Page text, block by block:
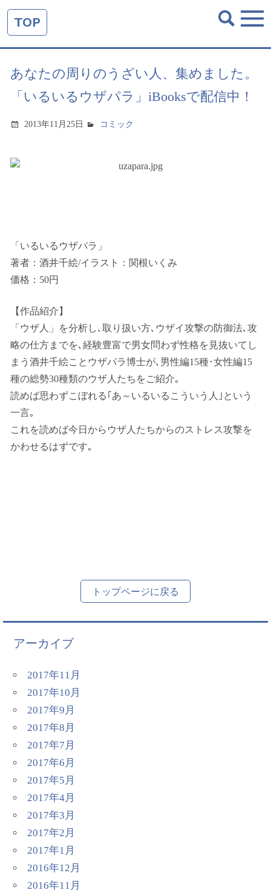
TOP
あなたの周りのうざい人、集めました。
「いるいるウザパラ」iBooksで配信中！
2013年11月25日 コミック
「いるいるウザパラ」
著者：酒井千絵/イラスト：関根いくみ
価格：50円
【作品紹介】
「ウザ人」を分析し､取り扱い方､ウザイ攻撃の防御法､攻
略の仕方までを､経験豊富で男女問わず性格を見抜いてし
まう酒井千絵ことウザパラ博士が､男性編15種･女性編15
種の総勢30種類のウザ人たちをご紹介｡
読めば思わずこぼれる｢あ～いるいるこういう人｣という
一言｡
これを読めば今日からウザ人たちからのストレス攻撃を
かわせるはずです｡
トップページに戻る
アーカイブ
2017年11月
2017年10月
2017年9月
2017年8月
2017年7月
2017年6月
2017年5月
2017年4月
2017年3月
2017年2月
2017年1月
2016年12月
2016年11月